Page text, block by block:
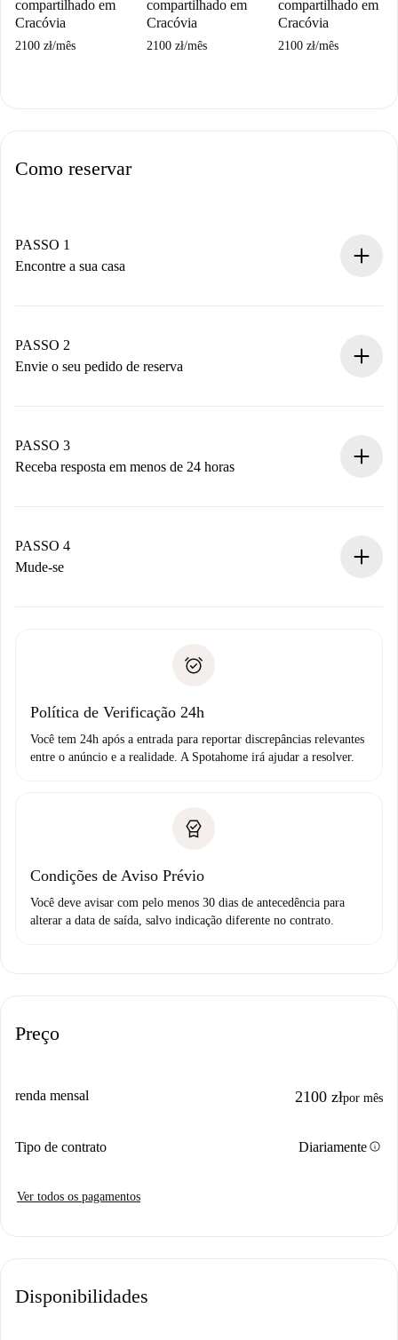
compartilhado em
Cracóvia
2100 zł/mês
compartilhado em
Cracóvia
2100 zł/mês
compartilhado em
Cracóvia
2100 zł/mês
Como reservar
PASSO 1
Encontre a sua casa
Você tem todas as informações necessárias
antecipadamente.
PASSO 2
Envie o seu pedido de reserva
Não cobramos nada até que o proprietário confirme.
PASSO 3
Receba resposta em menos de 24 horas
proprietário.
Se recusada: não cobraremos nada e ofereceremos
Débito direto bancário
PASSO 4
Mude-se
não comunicar nenhum problema.
Política de Verificação 24h
Você tem 24h após a entrada para reportar discrepâncias relevantes
entre o anúncio e a realidade. A Spotahome irá ajudar a resolver.
Condições de Aviso Prévio
Você deve avisar com pelo menos 30 dias de antecedência para
alterar a data de saída, salvo indicação diferente no contrato.
Preço
renda mensal 2100 złpor mês
Tipo de contrato Diariamenteinfo
Ver todos os pagamentos
Disponibilidades